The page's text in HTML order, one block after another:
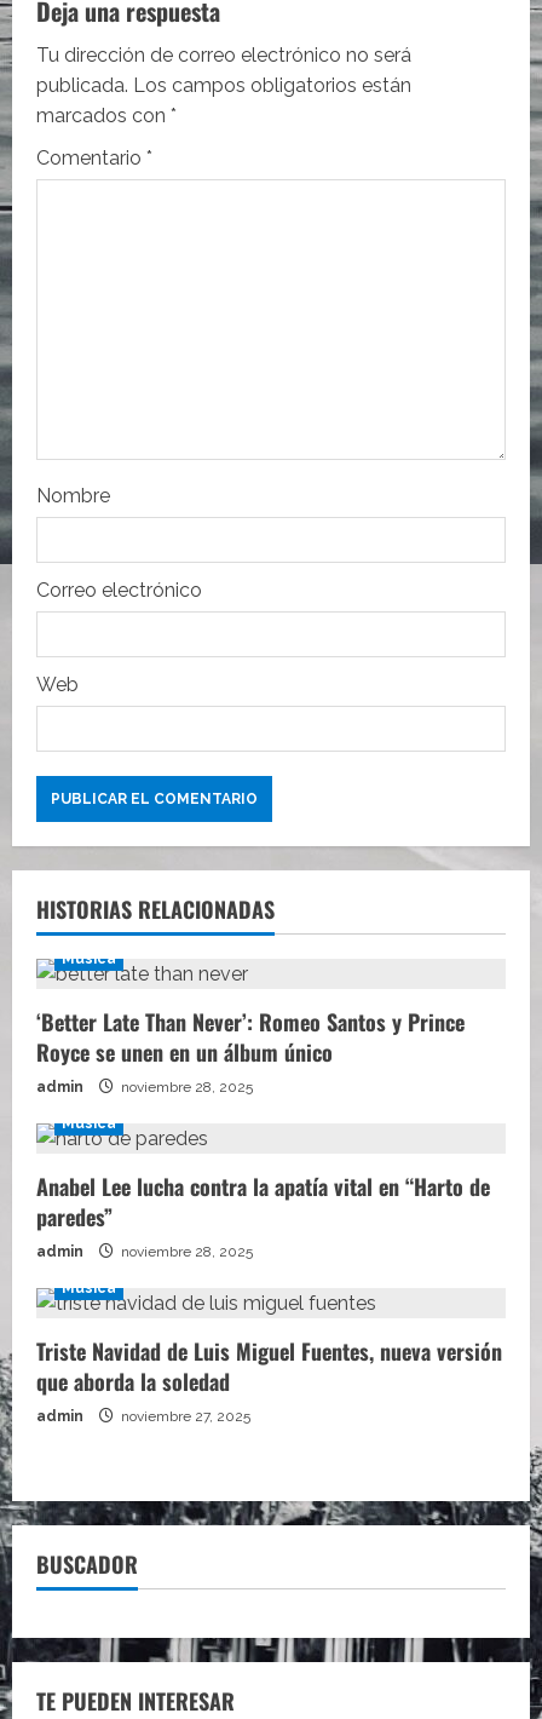
c
i
ó
t
r
a
d
a
s
Deja una respuesta
Tu dirección de correo electrónico no será
publicada. Los campos obligatorios están
marcados con *
Comentario *
Nombre
Correo electrónico
Web
HISTORIAS RELACIONADAS
Música
‘Better Late Than Never’: Romeo Santos y Prince
Royce se unen en un álbum único
admin noviembre 28, 2025
Música
Anabel Lee lucha contra la apatía vital en “Harto de
paredes”
admin noviembre 28, 2025
Música
Triste Navidad de Luis Miguel Fuentes, nueva versión
que aborda la soledad
admin noviembre 27, 2025
BUSCADOR
TE PUEDEN INTERESAR